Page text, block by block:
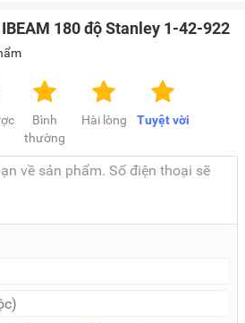
180 độ Stanley 1-42-922
Tuyệt vời
Hài lòng
Bình
thường